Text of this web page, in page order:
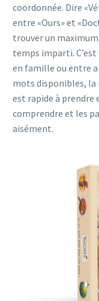
coordonnée. Dire
entre «Ours» et
trouver un
temps imparti.
en famille ou entre
mots disponibles,
est rapide à prendre
comprendre et les
aisément.